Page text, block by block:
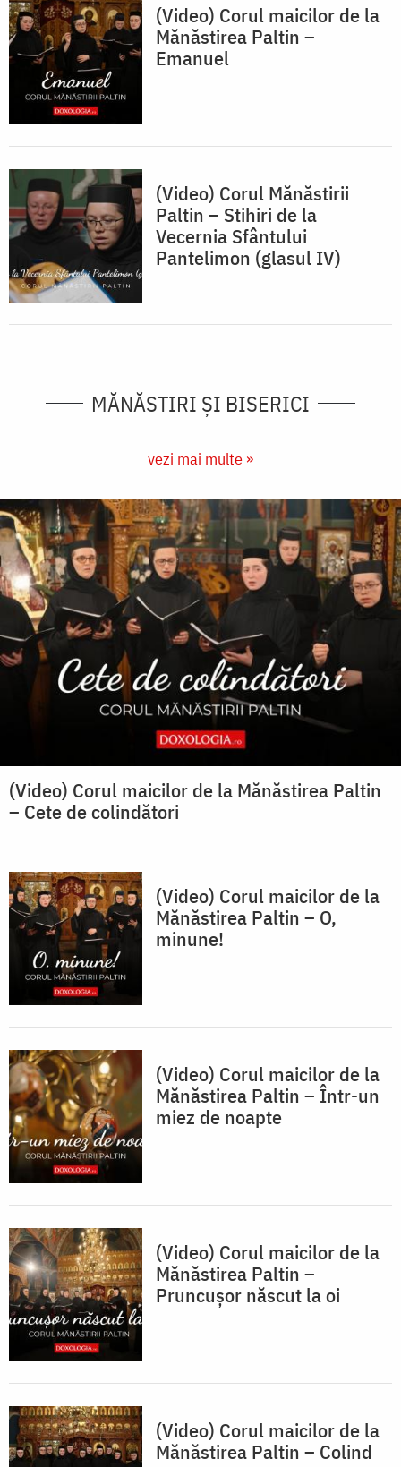
(Video) Corul maicilor de la
Mănăstirea Paltin –
Emanuel
(Video) Corul Mănăstirii
Paltin – Stihiri de la
Vecernia Sfântului
Pantelimon (glasul IV)
MĂNĂSTIRI ȘI BISERICI
vezi mai multe »
(Video) Corul maicilor de la Mănăstirea Paltin
– Cete de colindători
(Video) Corul maicilor de la
Mănăstirea Paltin – O,
minune!
(Video) Corul maicilor de la
Mănăstirea Paltin – Într-un
miez de noapte
(Video) Corul maicilor de la
Mănăstirea Paltin –
Pruncușor născut la oi
(Video) Corul maicilor de la
Mănăstirea Paltin – Colind